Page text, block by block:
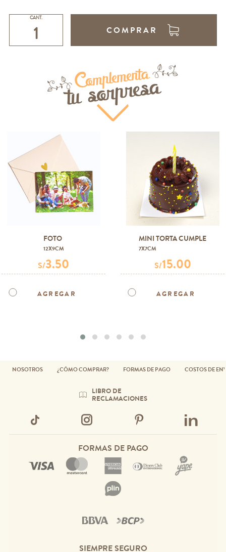
CANT.
COMPRAR
Complementa
tu sorpresa
FOTO
12X9CM
S/3.50
AGREGAR
MINI TORTA CUMPLE
7X7CM
S/15.00
AGREGAR
NOSOTROS ¿CÓMO COMPRAR? FORMAS DE PAGO COSTOS DE
LIBRO DE
RECLAMACIONES
FORMAS DE PAGO
SIEMPRE SEGURO